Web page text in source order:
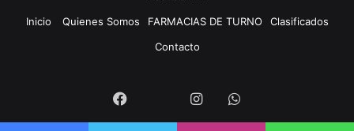
Inicio
Quienes Somos FARMACIAS DE TURNO
Clasificados
Contacto
Facebook InstagramWhatsapp